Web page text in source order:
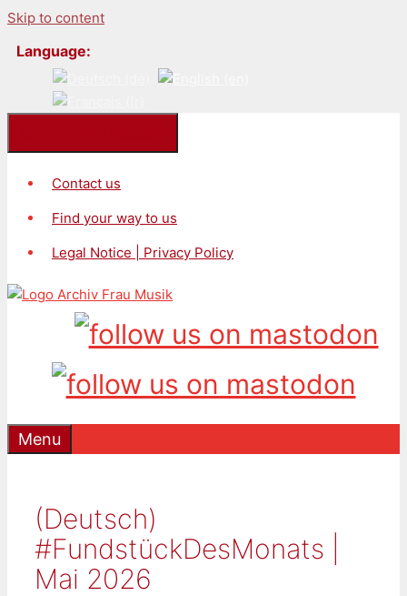
Skip to content
Language:
Contact us
Find your way to us
Legal Notice | Privacy Policy
Menu
(Deutsch)
#FundstückDesMonats |
Mai 2026